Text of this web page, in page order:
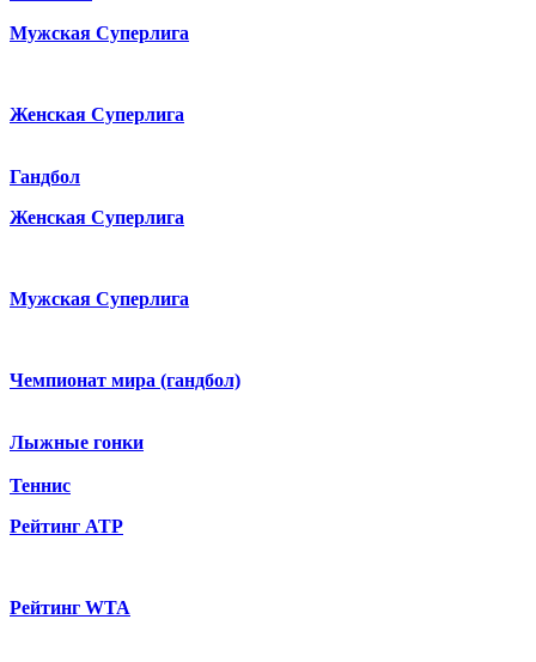
Мужская Суперлига
Женская Суперлига
Гандбол
Женская Суперлига
Мужская Суперлига
Чемпионат мира (гандбол)
Лыжные гонки
Теннис
Рейтинг ATP
Рейтинг WTA